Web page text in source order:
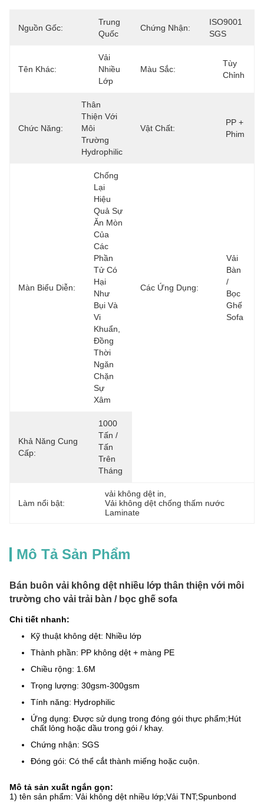
Nguồn Gốc:
Trung
Quốc
Chứng Nhận:
ISO9001
SGS
Tên Khác:
Vải
Nhiều
Lớp
Màu Sắc:
Tùy
Chỉnh
Chức Năng:
Thân
Thiện Với
Môi
Trường
Hydrophilic
Vật Chất:
PP +
Phim
Màn Biểu Diễn:
Chống
Lại
Hiệu
Quả Sự
Ăn Mòn
Của
Các
Phần
Tử Có
Hại
Như
Bụi Và
Vi
Khuẩn,
Đồng
Thời
Ngăn
Chặn
Sự
Xâm
Các Ứng Dụng:
Vải
Bàn
/
Bọc
Ghế
Sofa
Khả Năng Cung
Cấp:
1000
Tấn /
Tấn
Trên
Tháng
Làm nổi bật:
vải không dệt in
Vải không dệt chống thấm nước
Laminate
Mô Tả Sản Phẩm
Bán buôn vải không dệt nhiều lớp thân thiện với môi
trường cho vải trải bàn / bọc ghế sofa
Chi tiết nhanh:
Kỹ thuật không dệt: Nhiều lớp
Thành phần: PP không dệt + màng PE
Chiều rộng: 1.6M
Trọng lượng: 30gsm-300gsm
Tính năng: Hydrophilic
Ứng dụng: Được sử dụng trong đóng gói thực phẩm;Hút
chất lỏng hoặc dầu trong gói / khay.
Chứng nhận: SGS
Đóng gói: Có thể cắt thành miếng hoặc cuộn.
Mô tả sản xuất ngắn gọn:
1) tên sản phẩm: Vải không dệt nhiều lớp;Vải TNT;Spunbond